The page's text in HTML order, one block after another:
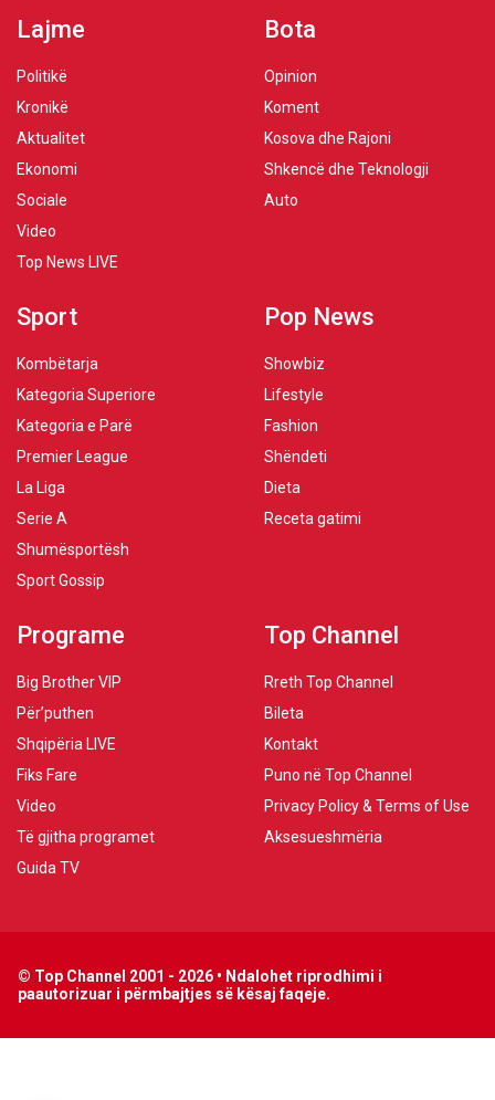
Lajme
Politikë
Kronikë
Aktualitet
Ekonomi
Sociale
Video
Top News LIVE
Bota
Opinion
Koment
Kosova dhe Rajoni
Shkencë dhe Teknologji
Auto
Sport
Kombëtarja
Kategoria Superiore
Kategoria e Parë
Premier League
La Liga
Serie A
Shumësportësh
Sport Gossip
Pop News
Showbiz
Lifestyle
Fashion
Shëndeti
Dieta
Receta gatimi
Programe
Big Brother VIP
Për’puthen
Shqipëria LIVE
Fiks Fare
Video
Të gjitha programet
Guida TV
Top Channel
Rreth Top Channel
Bileta
Kontakt
Puno në Top Channel
Privacy Policy & Terms of Use
Aksesueshmëria
© Top Channel 2001 - 2026 • Ndalohet riprodhimi i
paautorizuar i përmbajtjes së kësaj faqeje.